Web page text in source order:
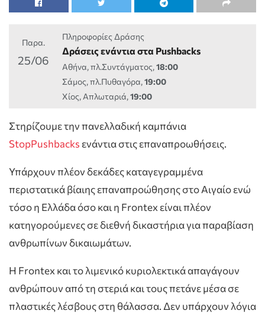
Πληροφορίες Δράσης
Παρα.
25/06
Δράσεις ενάντια στα Pushbacks
Αθήνα, πλ.Συντάγματος,18:00
Σάμος, πλ.Πυθαγόρα,19:00
Χίος, Απλωταριά,19:00
Στηρίζουμε την πανελλαδική καμπάνια
StopPushbacks ενάντια στις επαναπροωθήσεις.
Υπάρχουν πλέον δεκάδες καταγεγραμμένα
περιστατικά βίαιης επαναπροώθησης στο Αιγαίο ενώ
τόσο η Ελλάδα όσο και η Frontex είναι πλέον
κατηγορούμενες σε διεθνή δικαστήρια για παραβίαση
ανθρωπίνων δικαιωμάτων.
Η Frontex και το λιμενικό κυριολεκτικά απαγάγουν
ανθρώπουν από τη στεριά και τους πετάνε μέσα σε
πλαστικές λέσβους στη θάλασσα. Δεν υπάρχουν λόγια